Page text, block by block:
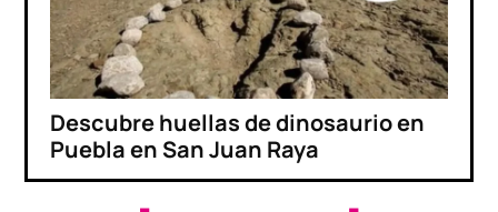
Descubre huellas de dinosaurio en
Puebla en San Juan Raya